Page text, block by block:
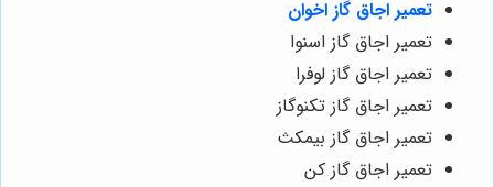
تعمیر اجاق گاز اخوان
تعمیر اجاق گاز اسنوا
تعمیر اجاق گاز لوفرا
تعمیر اجاق گاز تکنوگاز
تعمیر اجاق گاز بیمکث
تعمیر اجاق گاز کن